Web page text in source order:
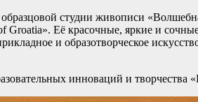
образцовой студии живописи
Groatia». Её красочные, яркие и
и образотворческое
инноваций и творчества